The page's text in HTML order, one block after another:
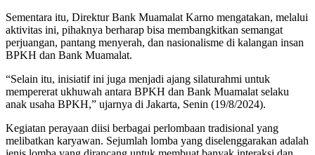
Sementara itu, Direktur Bank Muamalat Karno mengatakan, melalui
aktivitas ini, pihaknya berharap bisa membangkitkan semangat
perjuangan, pantang menyerah, dan nasionalisme di kalangan insan
BPKH dan Bank Muamalat.
“Selain itu, inisiatif ini juga menjadi ajang silaturahmi untuk
mempererat ukhuwah antara BPKH dan Bank Muamalat selaku
anak usaha BPKH,” ujarnya di Jakarta, Senin (19/8/2024).
Kegiatan perayaan diisi berbagai perlombaan tradisional yang
melibatkan karyawan. Sejumlah lomba yang diselenggarakan adalah